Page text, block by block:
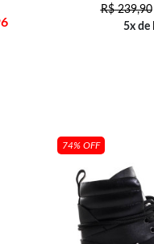
R$239,90
5x de
74% OFF